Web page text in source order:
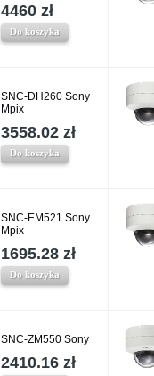
4460 zł
Do koszyka
SNC-DH260 Sony
Mpix
3558.02 zł
Do koszyka
SNC-EM521 Sony
Mpix
1695.28 zł
Do koszyka
SNC-ZM550 Sony
2410.16 zł